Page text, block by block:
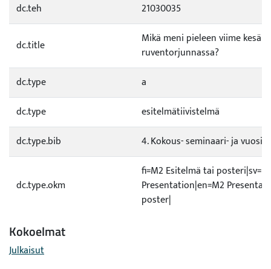
dc.teh
21030035
dc.title
Mikä meni pieleen viime kesän
ruventorjunnassa?
dc.type
a
dc.type
esitelmätiivistelmä
dc.type.bib
4. Kokous- seminaari- ja
dc.type.okm
fi=M2 Esitelmä tai
Presentation|en=M2
poster|
Kokoelmat
Julkaisut